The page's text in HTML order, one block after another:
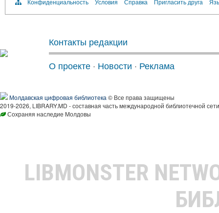
Конфиденциальность Условия Справка Пригласить друга
Контакты редакции
О проекте · Новости · Реклама
Молдавская цифровая библиотека © Все права защищены
2019-2026, LIBRARY.MD - составная часть международной библиотечной
Сохраняя наследие Молдовы
LIBMONSTER